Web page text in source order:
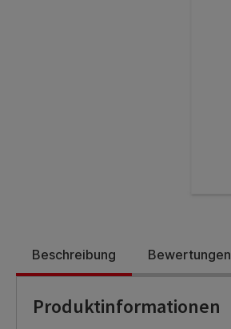
Beschreibung Bewertungen
Produktinformationen